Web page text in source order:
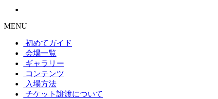
MENU
初めてガイド
会場一覧
ギャラリー
コンテンツ
入場方法
チケット譲渡について